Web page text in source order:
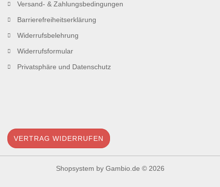
Versand- & Zahlungsbedingungen
Barrierefreiheitserklärung
Widerrufsbelehrung
Widerrufsformular
Privatsphäre und Datenschutz
VERTRAG WIDERRUFEN
Shopsystem by Gambio.de © 2026